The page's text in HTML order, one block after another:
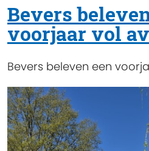
Bevers
voorjaar vol
Bevers beleven een